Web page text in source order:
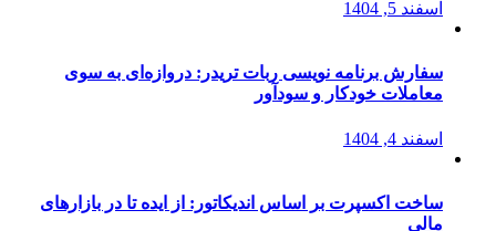
اسفند 5, 1404
سفارش برنامه نویسی ربات تریدر: دروازه‌ای به سوی
معاملات خودکار و سودآور
اسفند 4, 1404
ساخت اکسپرت بر اساس اندیکاتور: از ایده تا در بازارهای
مالی